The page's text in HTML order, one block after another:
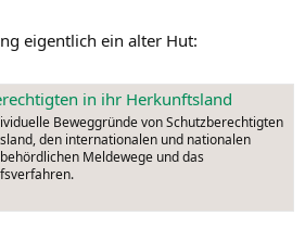
eigentlich ein alter Hut:
in ihr Herkunftsland
Beweggründe von Schutzberechtigten
den internationalen und nationalen
Meldewege und das